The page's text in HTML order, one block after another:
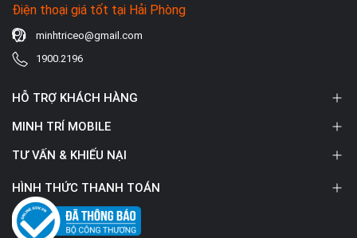
không còn đủ năng lượng để máy hoạt động.
Pin iPhone phồng kênh màn hình. Đây là tình trạng
pin đã bị chai nặng, dễ dẫn đến cháy nổ nghiêm
Một số nguyên nhân làm pin iPhone 12 Pro Max
chai, hư hỏng
phim, chơi game, lướt web liên tục trong nhiều giờ
khiến máy cạn pin sập nguồn
Bộ nhớiPhonebị quá tải do cài đặt quá nhiều ứng
Điện thoại giá tốt tại Hải Phòng
minhtriceo@gmail.com
1900.2196
HỖ TRỢ KHÁCH HÀNG
MINH TRÍ MOBILE
TƯ VẤN & KHIẾU NẠI
HÌNH THỨC THANH TOÁN